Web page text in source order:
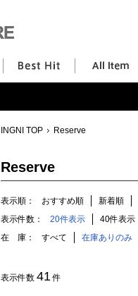
INGNI TOP Reserve
Reserve
表示順： おすすめ順 新着順
表示件数：
20件表示 40件表示
在 庫：
すべて 在庫ありのみ
表示件数 41 件